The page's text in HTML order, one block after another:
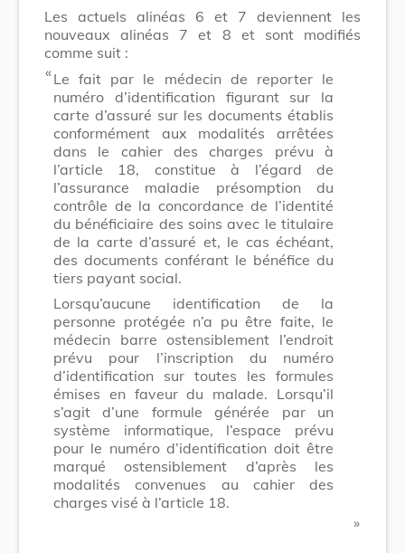
Les actuels alinéas 6 et 7 deviennent les
nouveaux alinéas 7 et 8 et sont modifiés
comme suit :
​ «Le fait par le médecin de reporter le
numéro d’identification figurant sur la
carte d’assuré sur les documents établis
conformément aux modalités arrêtées
dans le cahier des charges prévu à
l’article 18, constitue à l’égard de
l’assurance maladie présomption du
contrôle de la concordance de l’identité
du bénéficiaire des soins avec le titulaire
de la carte d’assuré et, le cas échéant,
des documents conférant le bénéfice du
tiers payant social.
Lorsqu’aucune identification de la
personne protégée n’a pu être faite, le
médecin barre ostensiblement l’endroit
prévu pour l’inscription du numéro
d’identification sur toutes les formules
émises en faveur du malade. Lorsqu’il
s’agit d’une formule générée par un
système informatique, l’espace prévu
pour le numéro d’identification doit être
marqué ostensiblement d’après les
modalités convenues au cahier des
charges visé à l’article 18.
​ »